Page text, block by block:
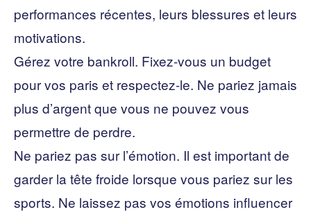
performances récentes, leurs blessures et leurs
motivations.
Gérez votre bankroll. Fixez-vous un budget
pour vos paris et respectez-le. Ne pariez jamais
plus d’argent que vous ne pouvez vous
permettre de perdre.
Ne pariez pas sur l’émotion. Il est important de
garder la tête froide lorsque vous pariez sur les
sports. Ne laissez pas vos émotions influencer